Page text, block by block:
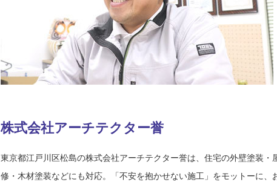
株式会社アーチテクター誉
東京都江戸川区松島の株式会社アーチテクター誉は、住宅の外壁塗装
修・木材塗装などにも対応。「不安を抱かせない施工」をモットーに